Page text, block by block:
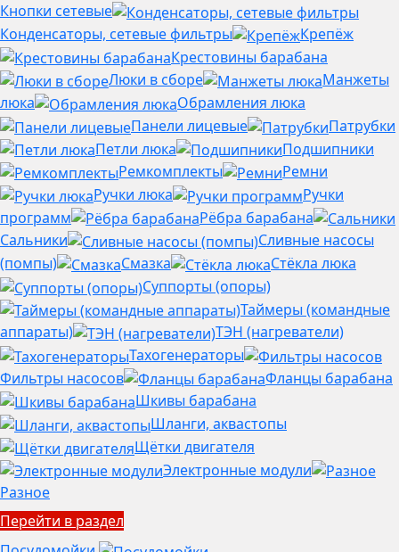
Кнопки сетевые
Конденсаторы, сетевые фильтры
Крепёж
Крестовины барабана
Люки в сборе
Манжеты
люка
Обрамления люка
Панели лицевые
Патрубки
Петли люка
Подшипники
Ремкомплекты
Ремни
Ручки люка
Ручки
программ
Рёбра барабана
Сальники
Сливные насосы
(помпы)
Смазка
Стёкла люка
Суппорты (опоры)
Таймеры (командные
аппараты)
ТЭН (нагреватели)
Тахогенераторы
Фильтры насосов
Фланцы барабана
Шкивы барабана
Шланги, аквастопы
Щётки двигателя
Электронные модули
Разное
Перейти в раздел